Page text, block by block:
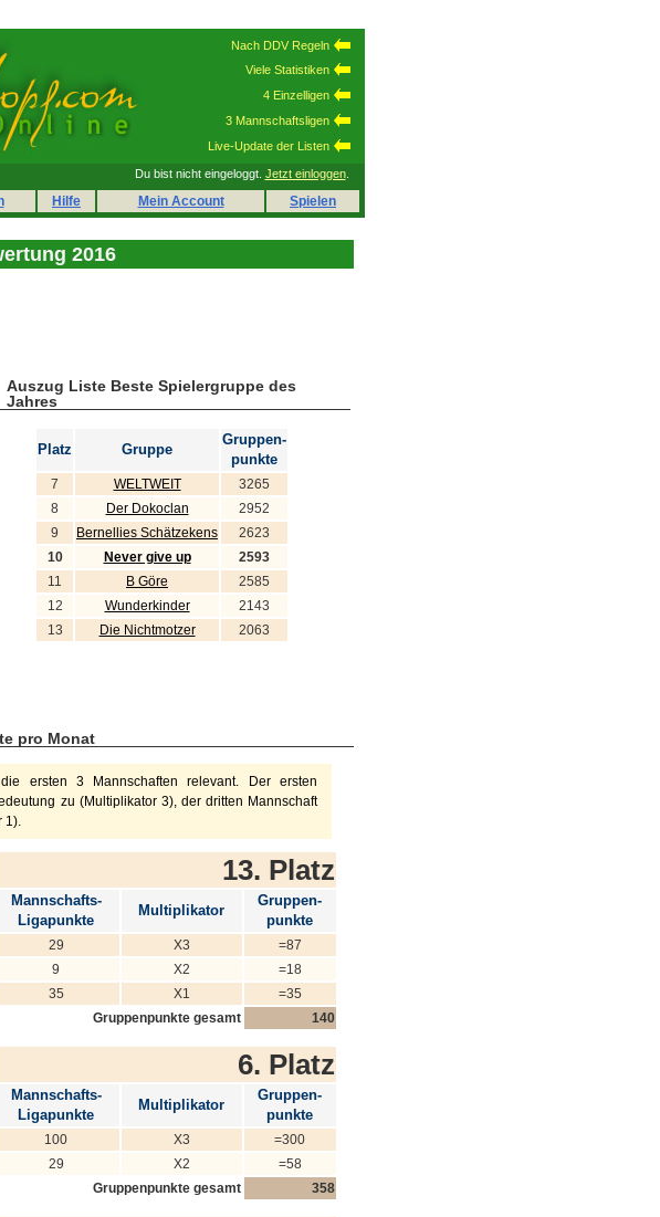
Nach DDV Regeln
Viele Statistiken
4 Einzelligen
3 Mannschaftsligen
Live-Update der Listen
Du bist nicht eingeloggt. Jetzt einloggen.
Hilfe Mein Account Spielen
2016
Auszug Liste Beste Spielergruppe des
Jahres
Platz Gruppe
Gruppen-
punkte
7 WELTWEIT
3265
8
Der Dokoclan
2952
9
Bernellies Schätzekens
2623
10
Never give up
2593
11
B Göre
2585
12
Wunderkinder
2143
13
Die Nichtmotzer 2063
pro Monat
ersten 3 Mannschaften relevant. Der ersten
zu (Multiplikator 3), der dritten Mannschaft
1).
13. Platz
Mannschafts-
Ligapunkte
Multiplikator
Gruppen-
punkte
29 X3
=87
9 X2
=18
35 X1
=35
Gruppenpunkte gesamt
140
6. Platz
Mannschafts-
Ligapunkte
Multiplikator
Gruppen-
punkte
100 X3
=300
29 X2
=58
Gruppenpunkte gesamt
358